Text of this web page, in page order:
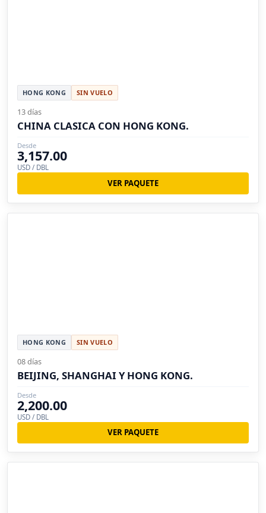
HONG KONG SIN VUELO
13 días
CHINA CLASICA CON HONG KONG.
Desde
3,157.00
USD / DBL
VER PAQUETE
HONG KONG SIN VUELO
08 días
BEIJING, SHANGHAI Y HONG KONG.
Desde
2,200.00
USD / DBL
VER PAQUETE